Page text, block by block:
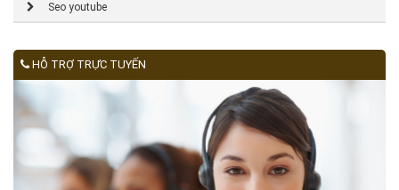
Seo youtube
HỖ TRỢ TRỰC TUYẾN